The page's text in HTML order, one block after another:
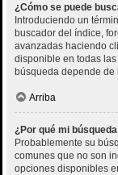
¿Cómo se puede
Introduciendo un
buscador del índice,
avanzadas haciendo
disponible en todas
búsqueda depende
Arriba
¿Por qué mi
Probablemente su
comunes que no son
opciones disponibles